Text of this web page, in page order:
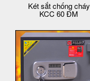
Két sắt chống cháy
KCC 60 ĐM